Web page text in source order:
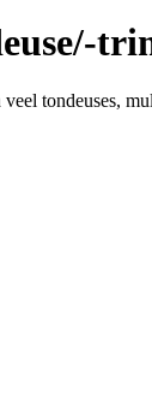
tondeuses,